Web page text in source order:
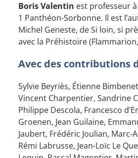
Boris Valentin est professeur
1 Panthéon-Sorbonne. Il est
Michel Geneste, de Si loin, si
avec la Préhistoire
Avec des contributions
Sylvie Beyriès, Étienne
Vincent Charpentier, Sandrine
Philippe Descola, Francesco
Groenen, Jean Guilaine,
Jaubert, Frédéric Joulian, Marc-
Rémi Labrusse, Jean-Loïc Le